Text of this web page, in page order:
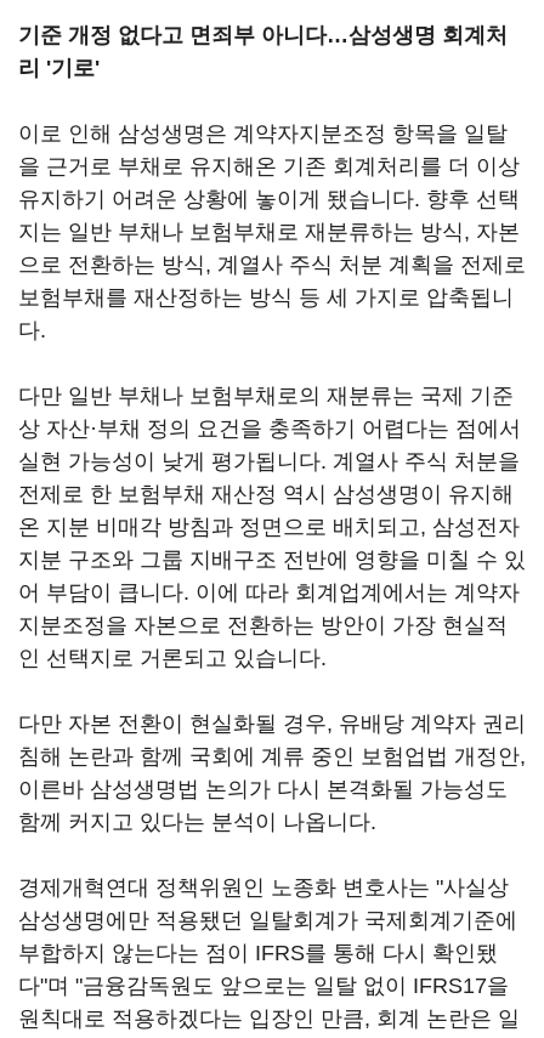
기준 개정 없다고 면죄부 아니다…삼성생명 회계처
리 '기로'
이로 인해 삼성생명은 계약자지분조정 항목을 일탈
을 근거로 부채로 유지해온 기존 회계처리를 더 이상
유지하기 어려운 상황에 놓이게 됐습니다. 향후 선택
지는 일반 부채나 보험부채로 재분류하는 방식, 자본
으로 전환하는 방식, 계열사 주식 처분 계획을 전제로
보험부채를 재산정하는 방식 등 세 가지로 압축됩니
다.
다만 일반 부채나 보험부채로의 재분류는 국제 기준
상 자산·부채 정의 요건을 충족하기 어렵다는 점에서
실현 가능성이 낮게 평가됩니다. 계열사 주식 처분을
전제로 한 보험부채 재산정 역시 삼성생명이 유지해
온 지분 비매각 방침과 정면으로 배치되고, 삼성전자
지분 구조와 그룹 지배구조 전반에 영향을 미칠 수 있
어 부담이 큽니다. 이에 따라 회계업계에서는 계약자
지분조정을 자본으로 전환하는 방안이 가장 현실적
인 선택지로 거론되고 있습니다.
다만 자본 전환이 현실화될 경우, 유배당 계약자 권리
침해 논란과 함께 국회에 계류 중인 보험업법 개정안,
이른바 삼성생명법 논의가 다시 본격화될 가능성도
함께 커지고 있다는 분석이 나옵니다.
경제개혁연대 정책위원인 노종화 변호사는 "사실상
삼성생명에만 적용됐던 일탈회계가 국제회계기준에
부합하지 않는다는 점이 IFRS를 통해 다시 확인됐
다"며 "금융감독원도 앞으로는 일탈 없이 IFRS17을
원칙대로 적용하겠다는 입장인 만큼, 회계 논란은 일